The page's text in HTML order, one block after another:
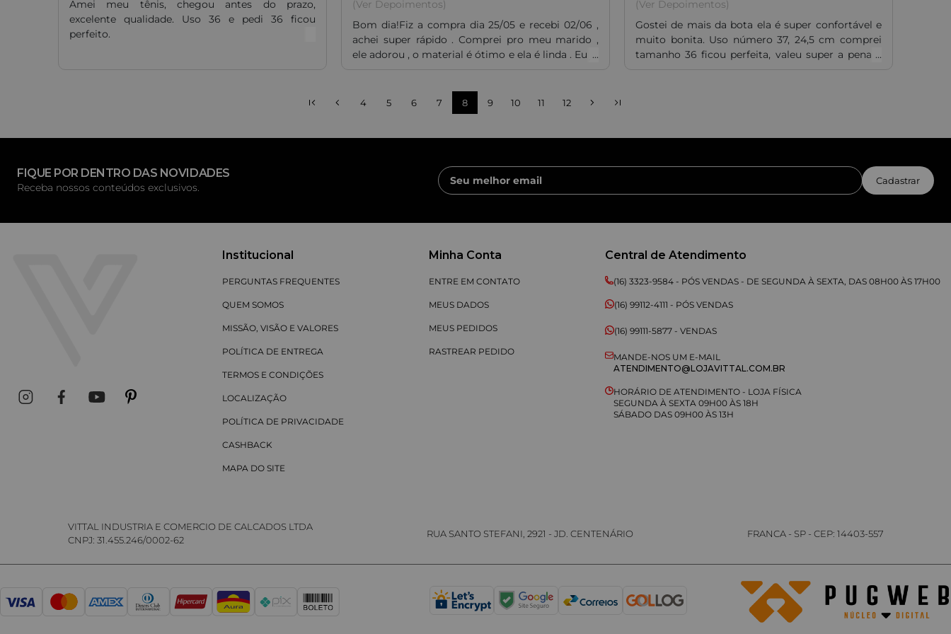
Amei meu tênis, chegou antes do prazo,
excelente qualidade. Uso 36 e pedi 36 ficou
perfeito.
(Ver Depoimentos)
Bom dia!Fiz a compra dia 25/05 e recebi 02/06 ,
achei super rápido . Comprei pro meu marido ,
ele adorou , o material é ótimo e ela é linda . Eu já
produtos são ótimos.
(Ver Depoimentos)
Gostei de mais da bota ela é super confortável e
muito bonita. Uso número 37, 24,5 cm comprei
tamanho 36 ficou perfeita, valeu super a pena a
4 5 6 7 8 9 10 11 12
FIQUE POR DENTRO DAS NOVIDADES
Receba nossos conteúdos exclusivos.
Cadastrar
Institucional
PERGUNTAS FREQUENTES
QUEM SOMOS
MISSÃO, VISÃO E VALORES
POLÍTICA DE ENTREGA
TERMOS E CONDIÇÕES
LOCALIZAÇÃO
POLÍTICA DE PRIVACIDADE
CASHBACK
MAPA DO SITE
Minha Conta
ENTRE EM CONTATO
MEUS DADOS
MEUS PEDIDOS
RASTREAR PEDIDO
Central de Atendimento
(16) 3323-9584 - PÓS VENDAS - DE SEGUNDA À SEXTA, DAS 08H00 ÀS 17H00
MANDE-NOS UM E-MAIL
ATENDIMENTO@LOJAVITTAL.COM.BR
HORÁRIO DE ATENDIMENTO - LOJA FÍSICA
SEGUNDA À SEXTA 09H00 ÀS 18H
SÁBADO DAS 09H00 ÀS 13H
VITTAL INDUSTRIA E COMERCIO DE CALCADOS LTDA
CNPJ: 31.455.246/0002-62
RUA SANTO STEFANI, 2921 - JD. CENTENÁRIO FRANCA - SP - CEP: 14403-557